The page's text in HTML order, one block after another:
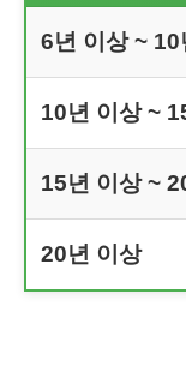
6년 이상 ~ 10
10년 이상 ~
15년 이상 ~
20년 이상